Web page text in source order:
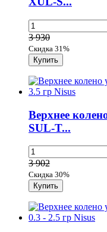
3 930
Скидка 31%
Верхнее
SUL-T...
3 902
Скидка 30%